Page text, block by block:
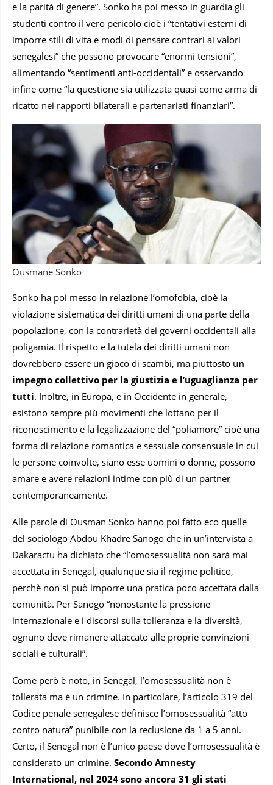
e la parità di genere”. Sonko ha poi messo in guardia gli
studenti contro il vero pericolo cioè i “tentativi esterni di
imporre stili di vita e modi di pensare contrari ai valori
senegalesi” che possono provocare “enormi tensioni”,
alimentando “sentimenti anti-occidentali” e osservando
infine come “la questione sia utilizzata quasi come arma di
ricatto nei rapporti bilaterali e partenariati finanziari”.
Ousmane Sonko
Sonko ha poi messo in relazione l’omofobia, cioè la
violazione sistematica dei diritti umani di una parte della
popolazione, con la contrarietà dei governi occidentali alla
poligamia. Il rispetto e la tutela dei diritti umani non
dovrebbero essere un gioco di scambi, ma piuttosto un
impegno collettivo per la giustizia e l’uguaglianza per
tutti. Inoltre, in Europa, e in Occidente in generale,
esistono sempre più movimenti che lottano per il
riconoscimento e la legalizzazione del “poliamore” cioè una
forma di relazione romantica e sessuale consensuale in cui
le persone coinvolte, siano esse uomini o donne, possono
amare e avere relazioni intime con più di un partner
contemporaneamente.
Alle parole di Ousman Sonko hanno poi fatto eco quelle
del sociologo Abdou Khadre Sanogo che in un’intervista a
Dakaractu ha dichiato che “l’omosessualità non sarà mai
accettata in Senegal, qualunque sia il regime politico,
perchè non si può imporre una pratica poco accettata dalla
comunità. Per Sanogo “nonostante la pressione
internazionale e i discorsi sulla tolleranza e la diversità,
ognuno deve rimanere attaccato alle proprie convinzioni
sociali e culturali”.
Come però è noto, in Senegal, l’omosessualità non è
tollerata ma è un crimine. In particolare, l’articolo 319 del
Codice penale senegalese definisce l’omosessualità “atto
contro natura” punibile con la reclusione da 1 a 5 anni.
Certo, il Senegal non è l’unico paese dove l’omosessualità è
considerato un crimine. Secondo Amnesty
International, nel 2024 sono ancora 31 gli stati